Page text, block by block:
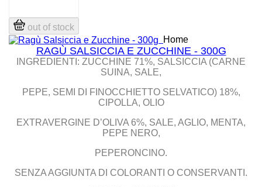
out of stock
Home
RAGÙ SALSICCIA E ZUCCHINE - 300G
INGREDIENTI: ZUCCHINE 71%, SALSICCIA (CARNE
SUINA, SALE,
PEPE, SEMI DI FINOCCHIETTO SELVATICO) 18%,
CIPOLLA, OLIO
EXTRAVERGINE D’OLIVA 6%, SALE, AGLIO, MENTA,
PEPE NERO,
PEPERONCINO.
SENZA AGGIUNTA DI COLORANTI O CONSERVANTI.